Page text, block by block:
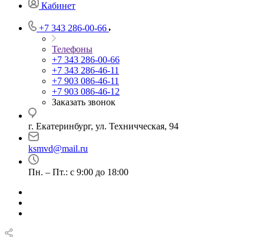
Кабинет
+7 343 286-00-66
Телефоны
+7 343 286-00-66
+7 343 286-46-11
+7 903 086-46-11
+7 903 086-46-12
Заказать звонок
г. Екатеринбург, ул. Техничческая, 94
ksmvd@mail.ru
Пн. – Пт.: с 9:00 до 18:00